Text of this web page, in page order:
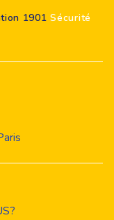
1901Sécurité